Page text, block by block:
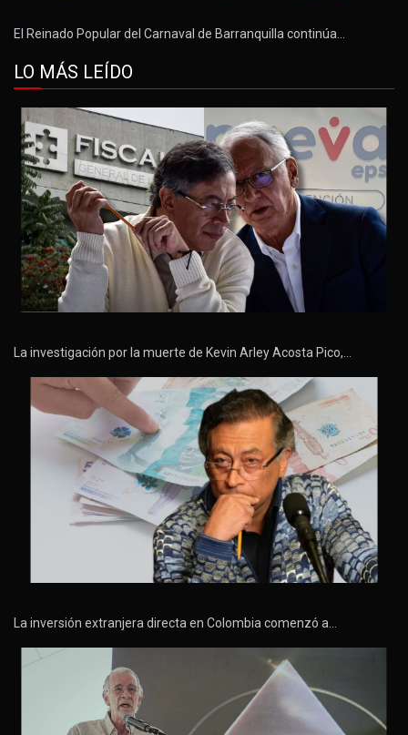
El Reinado Popular del Carnaval de Barranquilla continúa…
LO MÁS LEÍDO
La investigación por la muerte de Kevin Arley Acosta Pico,…
La inversión extranjera directa en Colombia comenzó a…